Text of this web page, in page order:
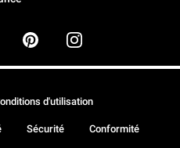
d'utilisation
Sécurité Conformité